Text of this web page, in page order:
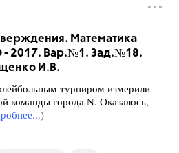
Математика
- 2017. Вар.№1. Зад.№18.
И.В.
турниром измерили
команды города N. Оказалось,
)